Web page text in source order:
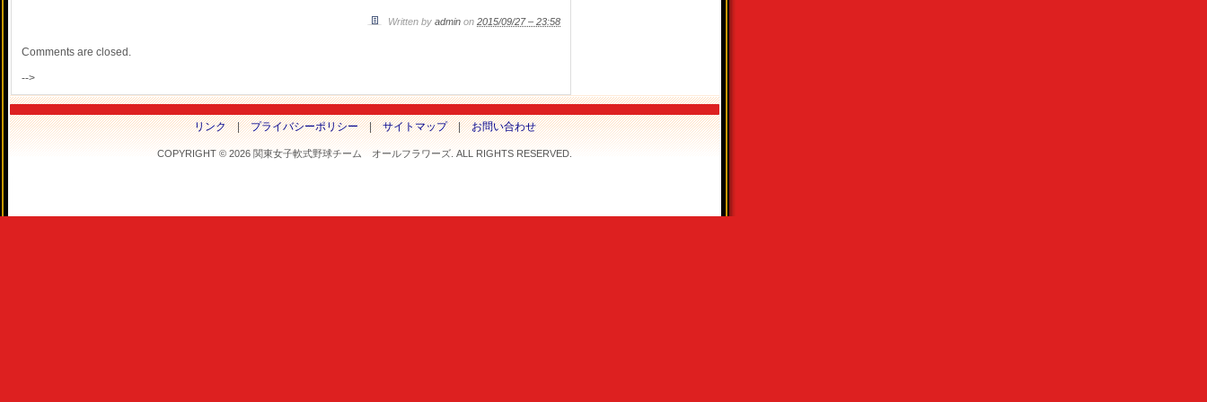
Written by admin on 2015/09/27 – 23:58
Comments are closed.
-->
リンク|プライバシーポリシー|サイトマップ|お問い合わせ
COPYRIGHT © 2026 関東女子軟式野球チーム オールフラワーズ. ALL RIGHTS RESERVED.